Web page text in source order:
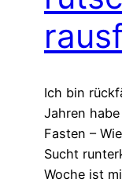
Ich bin
Jahren
Fasten –
Sucht
Woche ist